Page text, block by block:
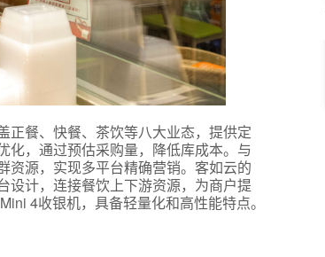
正餐、快餐、茶饮等八大业态，提供定
化，通过预估采购量，降低库成本。与
资源，实现多平台精确营销。客如云的
设计，连接餐饮上下游资源，为商户提
4收银机，具备轻量化和高性能特点。